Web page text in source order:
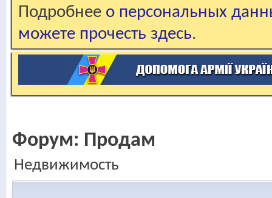
Подробнее о персональных
можете прочесть здесь.
Форум: Продам
Недвижимость